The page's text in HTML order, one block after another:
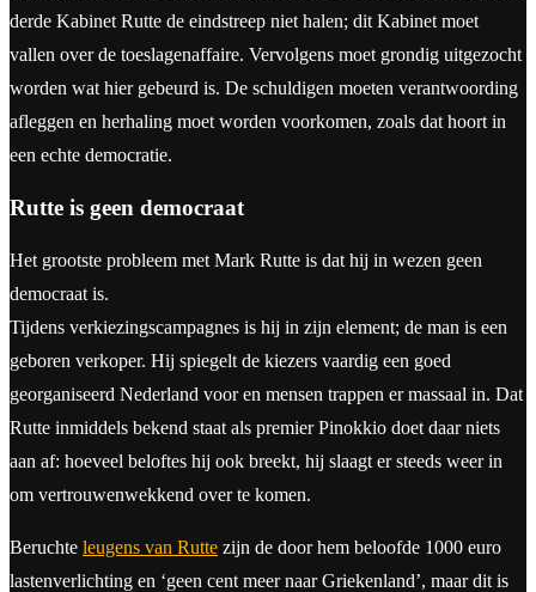
derde Kabinet Rutte de eindstreep niet halen; dit Kabinet moet
vallen over de toeslagenaffaire. Vervolgens moet grondig uitgezocht
worden wat hier gebeurd is. De schuldigen moeten verantwoording
afleggen en herhaling moet worden voorkomen, zoals dat hoort in
een echte democratie.
Rutte is geen democraat
Het grootste probleem met Mark Rutte is dat hij in wezen geen
democraat is.
Tijdens verkiezingscampagnes is hij in zijn element; de man is een
geboren verkoper. Hij spiegelt de kiezers vaardig een goed
georganiseerd Nederland voor en mensen trappen er massaal in. Dat
Rutte inmiddels bekend staat als premier Pinokkio doet daar niets
aan af: hoeveel beloftes hij ook breekt, hij slaagt er steeds weer in
om vertrouwenwekkend over te komen.
Beruchte leugens van Rutte zijn de door hem beloofde 1000 euro
lastenverlichting en ‘geen cent meer naar Griekenland’, maar dit is